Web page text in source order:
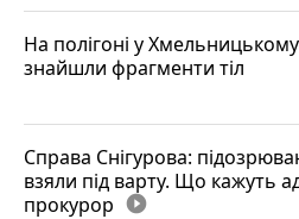
На полігоні у Хмельницькому
знайшли фрагменти тіл
Справа Снігурова:
взяли під варту. Що кажуть
прокурор play_circle_filled